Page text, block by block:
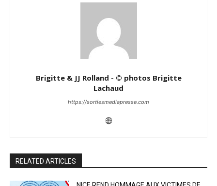
Brigitte & JJ Rolland - © photos Brigitte
Lachaud
https://sortiesmediapresse.com
RELATED ARTICLES